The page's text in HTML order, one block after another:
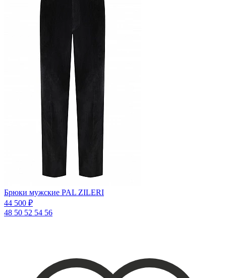
Брюки мужские PAL ZILERI
44 500 ₽
48 50 52 54 56